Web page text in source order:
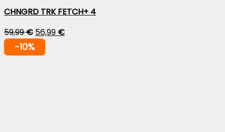
CHNGRD TRK FETCH+ 4
59,99€ 56,99 €
-10%